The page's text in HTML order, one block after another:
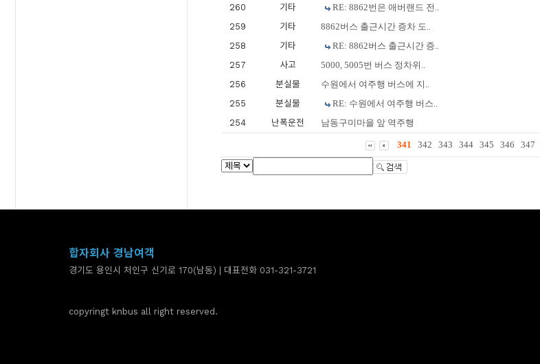
260
기타 RE: 8862번은 애버랜드 전..
259
기타 8862버스 출근시간 증차 도..
258
기타 RE: 8862버스 출근시간 증..
257
사고 5000, 5005번 버스 정차위..
256
분실물 수원에서 여주행 버스에 지..
255
분실물 RE: 수원에서 여주행 버스..
254
난폭운전 남동구미마을 앞 역주행
341 342 343 344 345 346 347
합자회사 경남여객
경기도 용인시 처인구 신기로 170(남동) | 대표전화 031-321-3721
copyringt knbus all right reserved.